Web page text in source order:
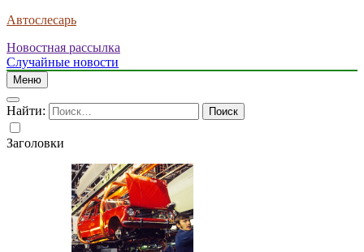
Автослесарь
Новостная рассылка
Случайные новости
Меню
Найти:
Заголовки